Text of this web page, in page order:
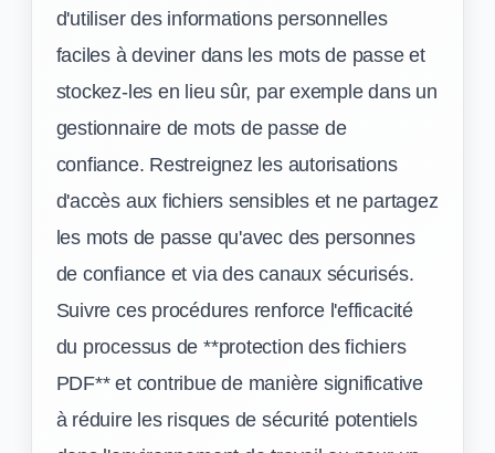
d'utiliser des informations personnelles
faciles à deviner dans les mots de passe et
stockez-les en lieu sûr, par exemple dans un
gestionnaire de mots de passe de
confiance. Restreignez les autorisations
d'accès aux fichiers sensibles et ne partagez
les mots de passe qu'avec des personnes
de confiance et via des canaux sécurisés.
Suivre ces procédures renforce l'efficacité
du processus de **protection des fichiers
PDF** et contribue de manière significative
à réduire les risques de sécurité potentiels